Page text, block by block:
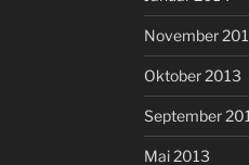
November
Oktober 2013
September
Mai 2013